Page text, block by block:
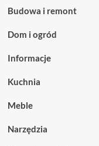
Budowa i remont
Dom i ogród
Informacje
Kuchnia
Meble
Narzędzia